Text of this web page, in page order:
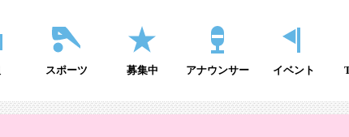
スポーツ 募集中 アナウンサー イベント